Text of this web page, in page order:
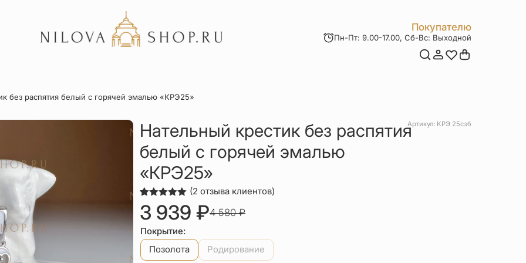
Покупателю
Акции
Пн-Пт: 9.00-17.00, Сб-Вс: Выходной
Акции
Статьи
без распятия белый с горячей эмалью «КРЭ25»
Нательный крестик без распятия
белый с горячей эмалью
«КРЭ25»
Артикул: КРЭ 25сзб
Рейтинг
5.00 из 5
на основе
опроса
2
пользователей
(2 отзыва клиентов)
4 580₽
цена
3 939 ₽
цена:
Покрытие:
Позолота
Родирование